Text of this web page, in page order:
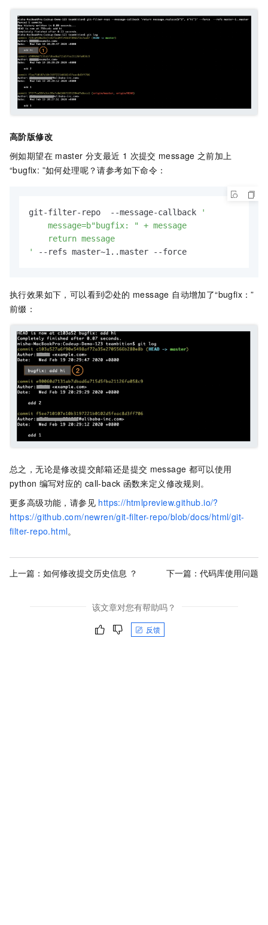
高阶版修改
例如期望在 master 分支最近 1 次提交 message 之前加上
“bugfix: ”如何处理呢？请参考如下命令：
git-filter-repo  --message-callback
'
    message=b"bugfix: " + message
    return message
'
--refs master~1..master --force
执行效果如下，可以看到②处的 message 自动增加了“bugfix：”
前缀：
总之，无论是修改提交邮箱还是提交 message 都可以使用
python 编写对应的 call-back 函数来定义修改规则。
更多高级功能，请参见 https://htmlpreview.github.io/?
https://github.com/newren/git-filter-repo/blob/docs/html/git-
filter-repo.html。
上一篇： 如何修改提交历史信息 ？ 下一篇： 代码库使用问题
该文章对您有帮助吗？
反馈